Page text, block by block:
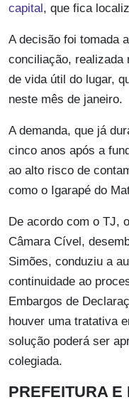
capital , que fica
A decisão foi tomada
conciliação, realizada
de vida útil do lugar,
neste mês de janeiro.
A demanda, que já
cinco anos após a
ao alto risco de
como o Igarapé do
De acordo com o TJ,
Câmara Cível,
Simões, conduziu a
continuidade ao
Embargos de
houver uma tratativa
solução poderá ser
colegiada.
PREFEITURA E